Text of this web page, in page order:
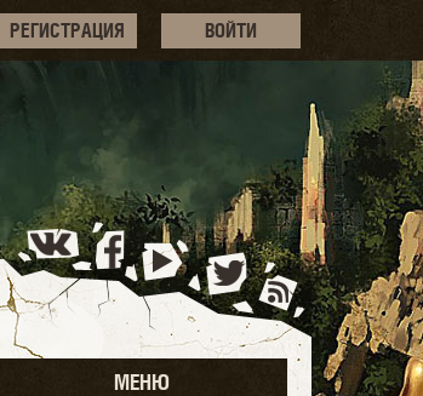
РЕГИСТРАЦИЯ ВОЙТИ
МЕНЮ